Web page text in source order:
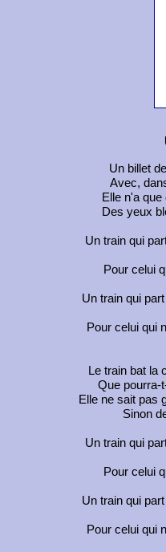
Un billet
Avec,
Elle n'a
Des yeux
Un train qui
Pour celui
Un train qui
Pour celui qui
Le train bat la
Que pourra-
Elle ne sait pas
Sinon
Un train qui
Pour celui
Un train qui
Pour celui qui